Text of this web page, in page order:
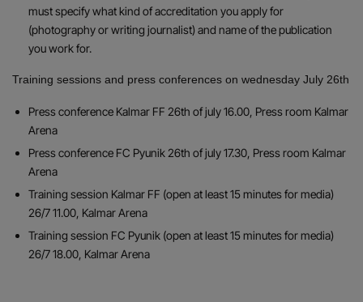
must specify what kind of accreditation you apply for
(photography or writing journalist) and name of the publication
you work for.
Training sessions and press conferences on wednesday July 26th
Press conference Kalmar FF 26th of july 16.00, Press room Kalmar
Arena
Press conference FC Pyunik 26th of july 17.30, Press room Kalmar
Arena
Training session Kalmar FF (open at least 15 minutes for media)
26/7 11.00, Kalmar Arena
Training session FC Pyunik (open at least 15 minutes for media)
26/7 18.00, Kalmar Arena